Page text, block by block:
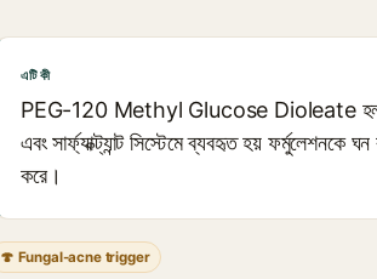
এটি কী
PEG-120 Methyl Glucose Dioleate হল একটি
এবং সার্ফ্যাক্ট্যান্ট সিস্টেমে ব্যবহৃত হয়
করে।
🍄 Fungal-acne trigger